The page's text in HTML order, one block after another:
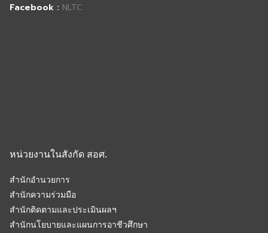
Facebook : NLTC
หน่วยงานในสังกัด สอศ.
สำนักอำนวยการ
สำนักความร่วมมือ
สำนักติดตามและประเมินผลฯ
สำนักนโยบายและแผนการอาชีวศึกษา